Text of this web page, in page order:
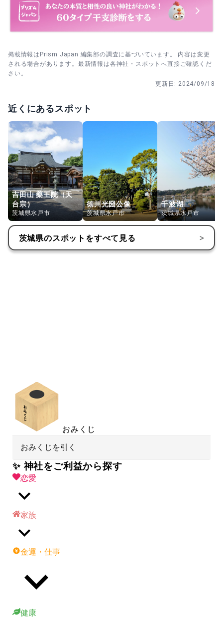
掲載情報はPrism Japan 編集部の調査に基づいています。 内容は変更
される場合があります。最新情報は各神社・スポットへ直接ご確認くだ
さい。
更新日: 2024/09/18
近くにあるスポット
吉田山 藥王院（天
台宗）
茨城県水戸市
徳川光圀公像
茨城県水戸市
千波湖
茨城県水戸市
茨城県のスポットをすべて見る >
おみくじ
おみくじを引く
✨ 神社をご利益から探す
恋愛
家族
金運・仕事
健康